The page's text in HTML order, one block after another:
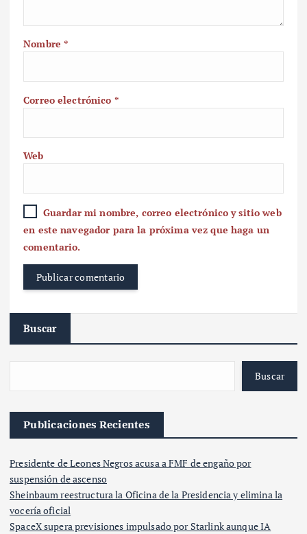
Nombre*
Correo electrónico *
Web
Guardar mi nombre, correo electrónico y sitio web
en este navegador para la próxima vez que haga un
comentario.
Buscar
Buscar
Publicaciones Recientes
Presidente de Leones Negros acusa a FMF de engaño por
suspensión de ascenso
Sheinbaum reestructura la Oficina de la Presidencia y elimina la
vocería oficial
SpaceX supera previsiones impulsado por Starlink aunque IA